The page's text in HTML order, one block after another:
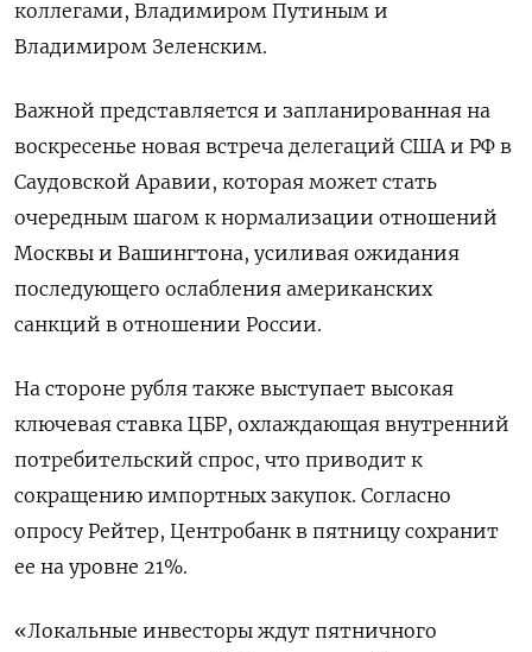
коллегами, Владимиром Путиным и
Владимиром Зеленским.
Важной представляется и запланированная на
воскресенье новая встреча делегаций США и РФ в
Саудовской Аравии, которая может стать
очередным шагом к нормализации отношений
Москвы и Вашингтона, усиливая ожидания
последующего ослабления американских
санкций в отношении России.
На стороне рубля также выступает высокая
ключевая ставка ЦБР, охлаждающая внутренний
потребительский спрос, что приводит к
сокращению импортных закупок. Согласно
опросу Рейтер, Центробанк в пятницу сохранит
ее на уровне 21%.
«Локальные инвесторы ждут пятничного